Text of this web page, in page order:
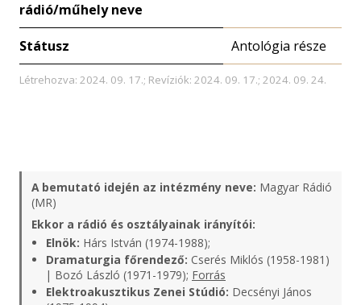
rádió/műhely neve
Státusz Antológia része
Létrehozva: 2024. 09. 17.; Revíziók: 2024. 09. 17.; 2024. 09. 24.
A bemutató idején az intézmény neve: Magyar Rádió
(MR)
Ekkor a rádió és osztályainak irányítói:
Elnök: Hárs István (1974-1988);
Dramaturgia főrendező: Cserés Miklós (1958-1981)
| Bozó László (1971-1979); Forrás
Elektroakusztikus Zenei Stúdió: Decsényi János